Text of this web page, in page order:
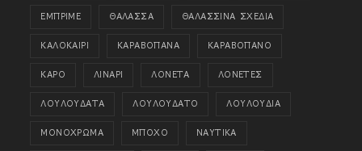
ΕΜΠΡΙΜΕ ΘΑΛΑΣΣΑ ΘΑΛΑΣΣΙΝΑ ΣΧΕΔΙΑ
ΚΑΛΟΚΑΙΡΙ ΚΑΡΑΒΟΠΑΝΑ ΚΑΡΑΒΟΠΑΝΟ
ΚΑΡΟ ΛΙΝΑΡΙ ΛΟΝΕΤΑ ΛΟΝΕΤΕΣ
ΛΟΥΛΟΥΔΑΤΑ ΛΟΥΛΟΥΔΑΤΟ ΛΟΥΛΟΥΔΙΑ
ΜΟΝΟΧΡΩΜΑ ΜΠΟΧΟ ΝΑΥΤΙΚΑ